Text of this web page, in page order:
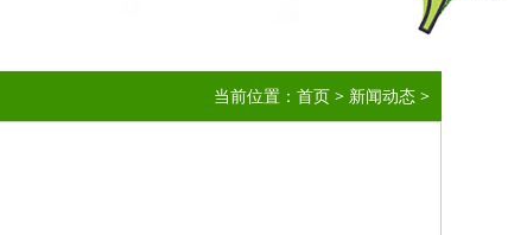
当前位置： 首页 > 新闻动态 >